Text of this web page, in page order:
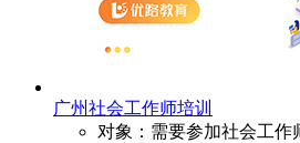
广州社会工作师培训
对象：需要参加社会工作